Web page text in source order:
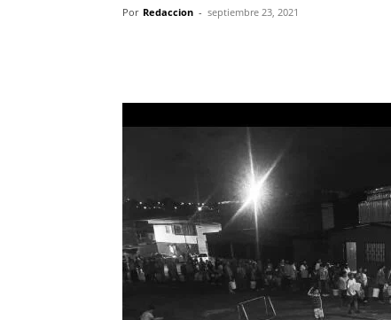
Por Redaccion - septiembre 23, 2021